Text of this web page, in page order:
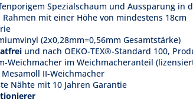
Spezialschaum und Aussparung in
mit einer Höhe von mindestens 18cm
(2x0,28mm=0,56mm Gesamtstärke)
und nach OEKO-TEX®-Standard 100,
Weichmacher im Weichmacheranteil
II-Weichmacher
Nähte mit 10 Jahren Garantie